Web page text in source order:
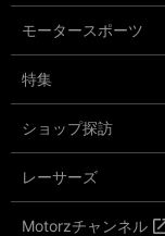
モータースポーツ
特集
ショップ探訪
レーサーズ
Motorzチャンネル